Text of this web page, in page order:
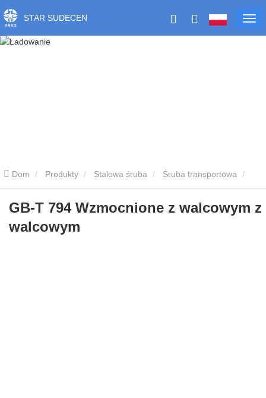
STAR SUDECEN
Dom Produkty Stalowa śruba Śruba transportowa
GB-T 794 Wzmocnione z walcowym z walcowym
GB-T 794 Wzmocnione z walcowym z
walcowym